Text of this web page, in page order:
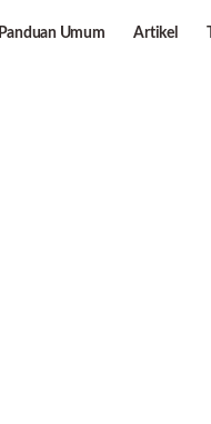
Panduan Umum Artikel